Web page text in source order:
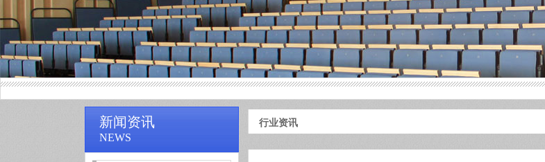
新闻资讯
NEWS
行业资讯